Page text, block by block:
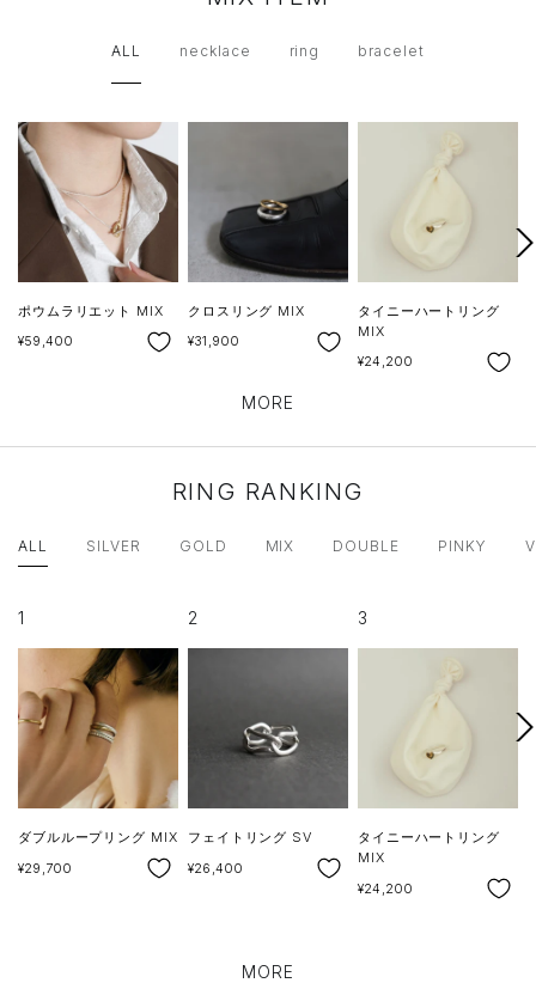
ALL necklace ring bracelet
ポウムラリエット MIX
SALE
¥59,400
クロスリング MIX
SALE
¥31,900
タイニーハートリング
MIX
SALE
¥24,200
次
MORE
RING RANKING
ALL SILVER GOLD MIX DOUBLE PINKY
1
ダブルループリング MIX
SALE
¥29,700
2
フェイトリング SV
SALE
¥26,400
3
タイニーハートリング
MIX
SALE
¥24,200
次
MORE